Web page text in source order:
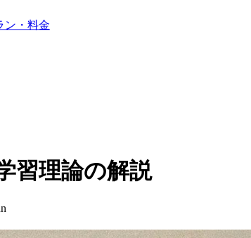
ン・料金
習理論の解説